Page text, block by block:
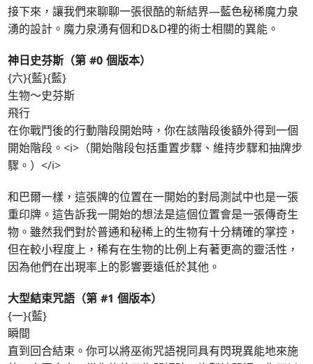
接下來，讓我們來聊聊一張很酷的新結界—藍色秘稀魔力泉
湧的設計。魔力泉湧有個和D&D裡的術士相關的異能。
神日史芬斯（第 #0 個版本）
{六}{藍}{藍}
生物～史芬斯
飛行
在你戰鬥後的行動階段開始時，你在該階段後額外得到一個
開始階段。<i>（開始階段包括重置步驟、維持步驟和抽牌步
驟。）</i>
和巴爾一樣，這張牌的位置在一開始的對局測試中也是一張
重印牌。這告訴我一開始的想法是這個位置會是一張傳奇生
物。雖然我們對於普通和秘稀上的生物有十分精確的掌控，
但在較小程度上，稀有在生物的比例上有著更高的靈活性，
因為他們在出現率上的影響要遠低於其他。
大型結束咒語（第 #1 個版本）
{一}{藍}
瞬間
直到回合結束。你可以將巫術咒語視同具有閃現異能地來施